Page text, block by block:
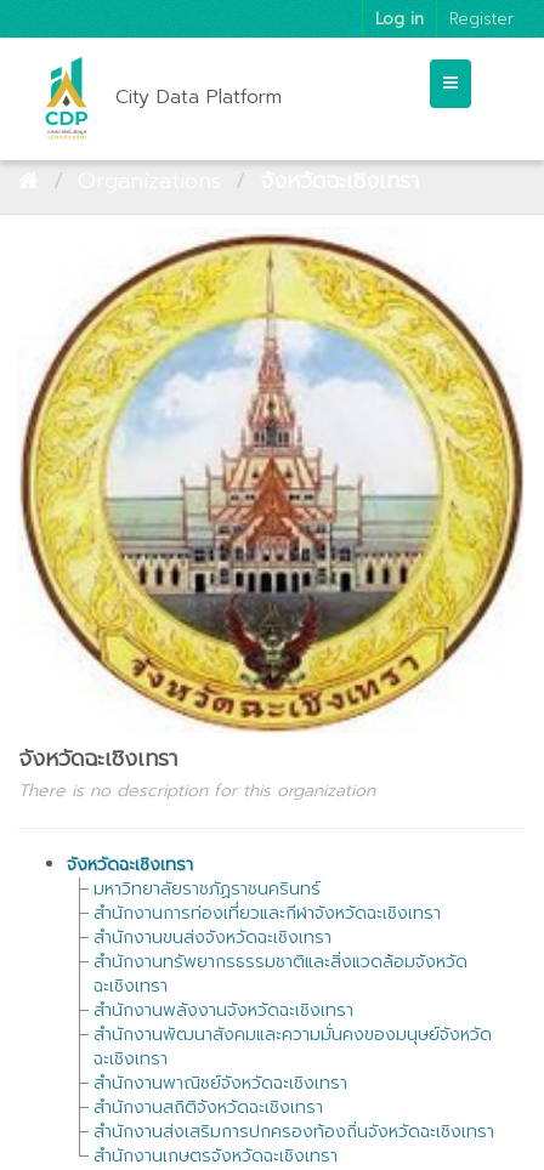
Log in Register
City Data Platform
จังหวัดฉะเชิงเทรา
There is no description for this organization
จังหวัดฉะเชิงเทรา
มหาวิทยาลัยราชภัฏราชนครินทร์
สำนักงานการท่องเที่ยวและกีฬาจังหวัดฉะเชิงเทรา
สำนักงานขนส่งจังหวัดฉะเชิงเทรา
สำนักงานทรัพยากรธรรมชาติและสิ่งแวดล้อมจังหวัด
ฉะเชิงเทรา
สำนักงานพลังงานจังหวัดฉะเชิงเทรา
สำนักงานพัฒนาสังคมและความมั่นคงของมนุษย์จังหวัด
ฉะเชิงเทรา
สำนักงานพาณิชย์จังหวัดฉะเชิงเทรา
สำนักงานสถิติจังหวัดฉะเชิงเทรา
สำนักงานส่งเสริมการปกครองท้องถิ่นจังหวัดฉะเชิงเทรา
สำนักงานเกษตรจังหวัดฉะเชิงเทรา